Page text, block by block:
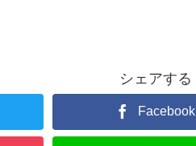
シェアする
Facebook